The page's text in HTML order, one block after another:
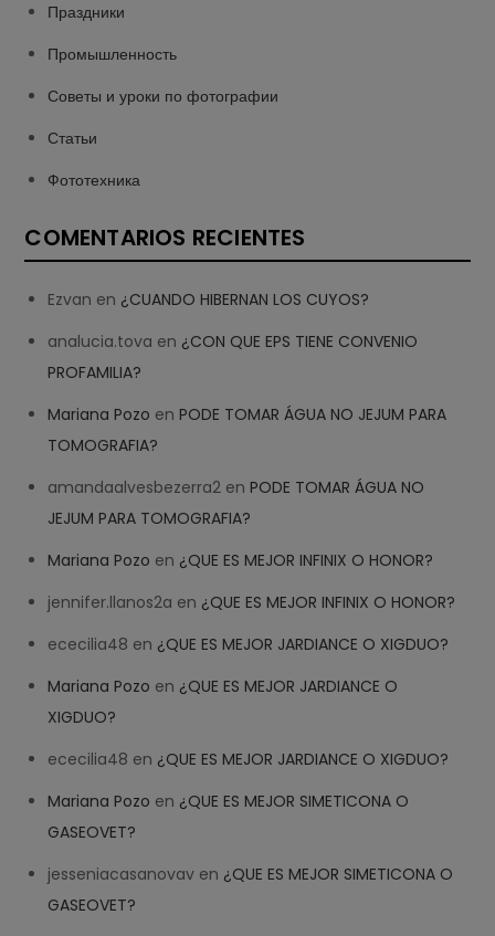
Праздники
Промышленность
Советы и уроки по фотографии
Статьи
Фототехника
COMENTARIOS RECIENTES
Ezvan en ¿CUANDO HIBERNAN LOS CUYOS?
analucia.tova en ¿CON QUE EPS TIENE CONVENIO
PROFAMILIA?
Mariana Pozo enPODE TOMAR ÁGUA NO JEJUM PARA
TOMOGRAFIA?
amandaalvesbezerra2 enPODE TOMAR ÁGUA NO
JEJUM PARA TOMOGRAFIA?
Mariana Pozo en ¿QUE ES MEJOR INFINIX O HONOR?
jennifer.llanos2a en ¿QUE ES MEJOR INFINIX O HONOR?
ececilia48 en ¿QUE ES MEJOR JARDIANCE O XIGDUO?
Mariana Pozo en ¿QUE ES MEJOR JARDIANCE O
XIGDUO?
ececilia48 en ¿QUE ES MEJOR JARDIANCE O XIGDUO?
Mariana Pozo en ¿QUE ES MEJOR SIMETICONA O
GASEOVET?
jesseniacasanovav en ¿QUE ES MEJOR SIMETICONA O
GASEOVET?